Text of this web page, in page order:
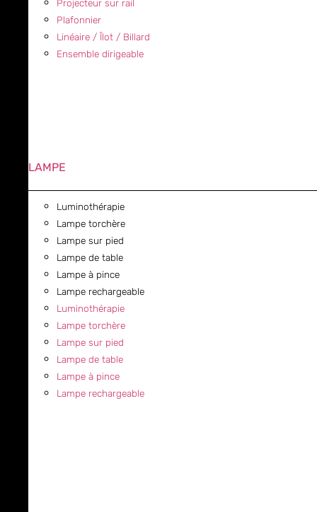
Projecteur sur rail
Plafonnier
Linéaire / Îlot / Billard
Ensemble dirigeable
LAMPE
Luminothérapie
Lampe torchère
Lampe sur pied
Lampe de table
Lampe à pince
Lampe rechargeable
Luminothérapie
Lampe torchère
Lampe sur pied
Lampe de table
Lampe à pince
Lampe rechargeable